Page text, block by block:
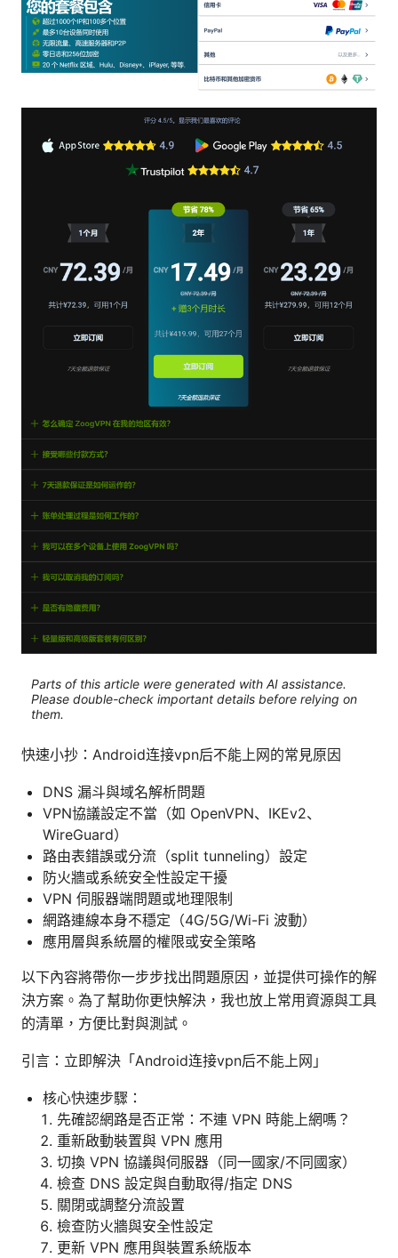
Parts of this article were generated with AI assistance.
Please double-check important details before relying on
them.
快速小抄：Android连接vpn后不能上网的常見原因
DNS 漏斗與域名解析問題
VPN協議設定不當（如 OpenVPN、IKEv2、
WireGuard）
路由表錯誤或分流（split tunneling）設定
防火牆或系統安全性設定干擾
VPN 伺服器端問題或地理限制
網路連線本身不穩定（4G/5G/Wi-Fi 波動）
應用層與系統層的權限或安全策略
以下內容將帶你一步步找出問題原因，並提供可操作的解
決方案。為了幫助你更快解決，我也放上常用資源與工具
的清單，方便比對與測試。
引言：立即解決「Android连接vpn后不能上网」
核心快速步驟：
先確認網路是否正常：不連 VPN 時能上網嗎？
重新啟動裝置與 VPN 應用
切換 VPN 協議與伺服器（同一國家/不同國家）
檢查 DNS 設定與自動取得/指定 DNS
關閉或調整分流設置
檢查防火牆與安全性設定
更新 VPN 應用與裝置系統版本